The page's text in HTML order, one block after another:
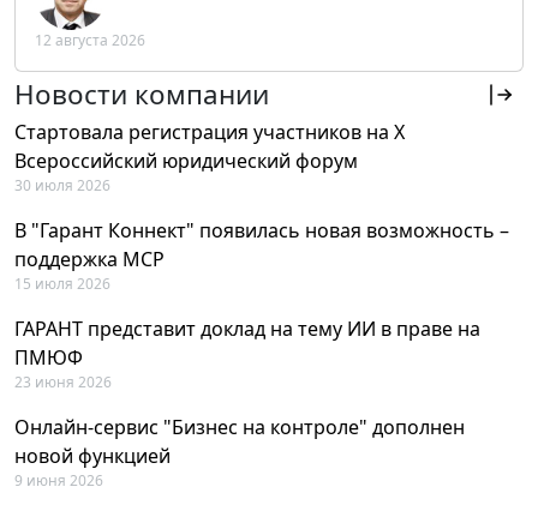
12 августа 2026
Новости компании
Стартовала регистрация участников на X
Всероссийский юридический форум
30 июля 2026
В "Гарант Коннект" появилась новая возможность –
поддержка MCP
15 июля 2026
ГАРАНТ представит доклад на тему ИИ в праве на
ПМЮФ
23 июня 2026
Онлайн-сервис "Бизнес на контроле" дополнен
новой функцией
9 июня 2026